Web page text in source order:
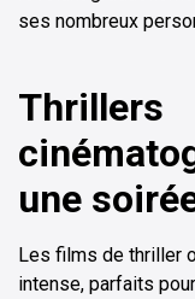
ses nombreux
Thrillers
une
Les films de thriller
intense, parfaits